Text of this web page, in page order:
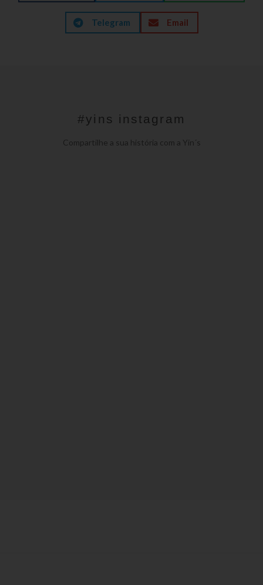
Telegram Email
#yins instagram
Compartilhe a sua história com a Yin´s